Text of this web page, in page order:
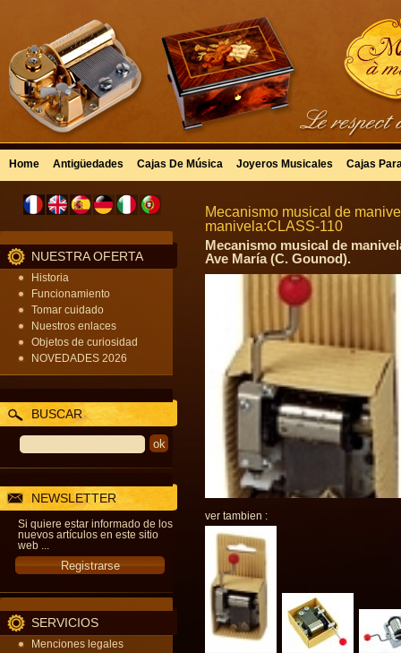
Home Antigüedades Cajas De Música Joyeros Musicales Cajas
NUESTRA OFERTA
Historia
Funcionamiento
Tomar cuidado
Nuestros enlaces
Objetos de curiosidad
NOVEDADES 2026
BUSCAR
NEWSLETTER
Si quiere estar informado de los
nuevos artículos en este sitio
web ...
SERVICIOS
Menciones legales
Mecanismo musical de
manivela:CLASS-110
Mecanismo musical de
Ave María (C. Gounod).
ver tambien :